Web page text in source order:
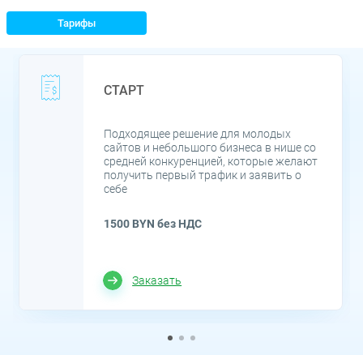
Тарифы
СТАРТ
Подходящее решение для молодых
сайтов и небольшого бизнеса в нише со
средней конкуренцией, которые желают
получить первый трафик и заявить о
себе
1500 BYN без НДС
Заказать